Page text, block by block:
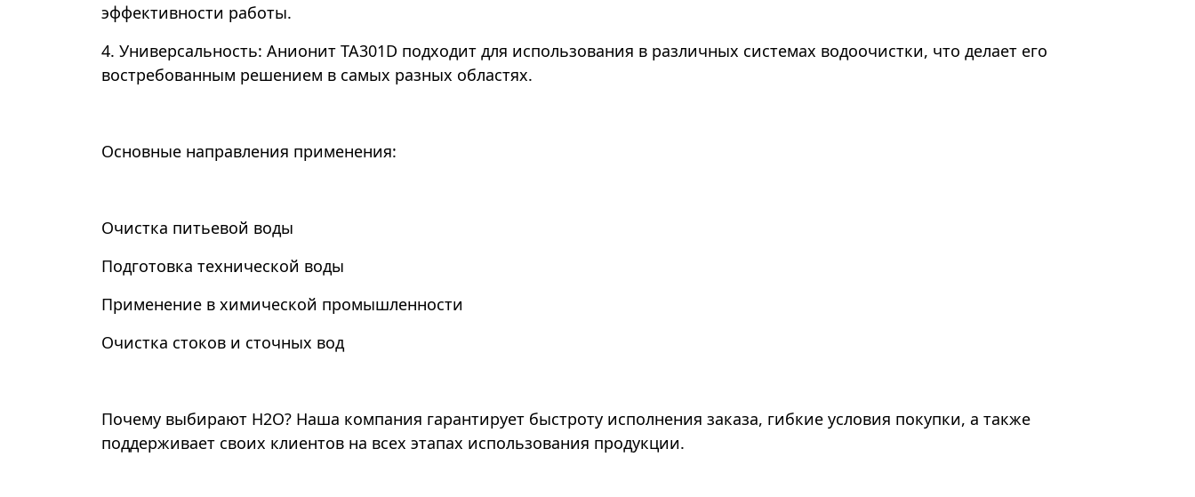
эффективности работы.
4. Универсальность: Анионит TA301D подходит для использования в различных системах водоочистки, что делает его
востребованным решением в самых разных областях.
Основные направления применения:
Очистка питьевой воды
Подготовка технической воды
Применение в химической промышленности
Очистка стоков и сточных вод
Почему выбирают Н2О? Наша компания гарантирует быстроту исполнения заказа, гибкие условия покупки, а также
поддерживает своих клиентов на всех этапах использования продукции.